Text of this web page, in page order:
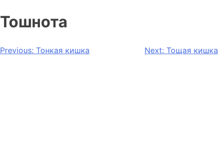
Тошнота
Previous: Тонкая кишка Next: Тощая кишка